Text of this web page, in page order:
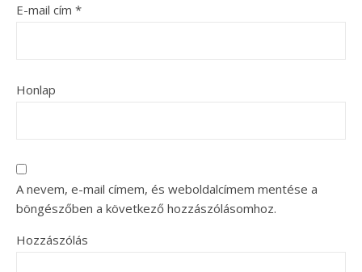
E-mail cím *
Honlap
A nevem, e-mail címem, és weboldalcímem mentése a
böngészőben a következő hozzászólásomhoz.
Hozzászólás